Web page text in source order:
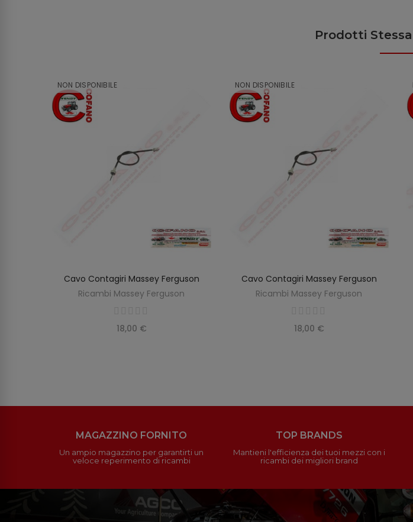
Prodotti
NON DISPONIBILE
SCOPRIRE
Cavo Contagiri Massey Ferguson
Ricambi Massey Ferguson
18,00 €
NON DISPONIBILE
SCOPRIRE
Cavo Contagiri Massey Ferguson
Ricambi Massey Ferguson
18,00 €
MAGAZZINO FORNITO
Un ampio magazzino per garantirti un
veloce reperimento di ricambi
TOP BRANDS
Mantieni l'efficienza dei tuoi mezzi con i
ricambi dei migliori brand